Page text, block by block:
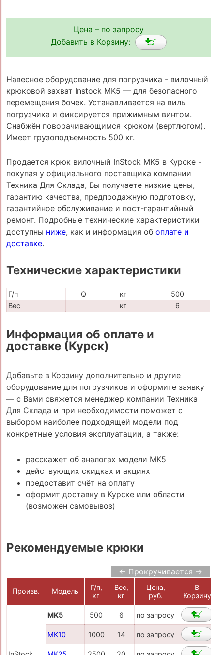
Цена – по запросу
Добавить в Корзину:
Навесное оборудование для погрузчика - вилочный
крюковой захват Instock MK5 — для безопасного
перемещения бочек. Устанавливается на вилы
погрузчика и фиксируется прижимным винтом.
Снабжён поворачивающимся крюком (вертлюгом).
Имеет грузоподъемность 500 кг.
Продается крюк вилочный InStock MK5 в Курске -
покупая у официального поставщика компании
Техника Для Склада, Вы получаете низкие цены,
гарантию качества, предпродажную подготовку,
гарантийное обслуживание и пост-гарантийный
ремонт. Подробные технические характеристики
доступны ниже, как и информация об оплате и
доставке.
Технические характеристики
Г/п Q кг
500
Вес
кг 6
Информация об оплате и
доставке (Курск)
Добавьте в Корзину дополнительно и другие
оборудование для погрузчиков и оформите заявку
— с Вами свяжется менеджер компании Техника
Для Склада и при необходимости поможет с
выбором наиболее подходящей модели под
конкретные условия эксплуатации, а также:
расскажет об аналогах модели MK5
действующих скидках и акциях
предоставит счёт на оплату
оформит доставку в Курске или области
(возможен самовывоз)
Рекомендуемые крюки
← Прокручивается →
Произв. Модель
Г/п,
кг
Вес,
кг
Цена,
руб.
В
Корзину
MK5 500 6 по запросу
MK10 1000 14 по запросу